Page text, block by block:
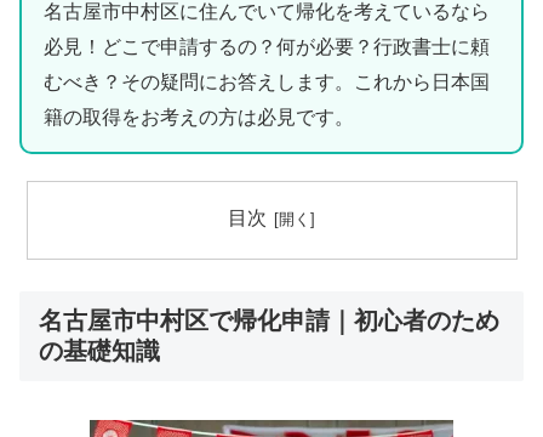
名古屋市中村区に住んでいて帰化を考えているなら
必見！どこで申請するの？何が必要？行政書士に頼
むべき？その疑問にお答えします。これから日本国
籍の取得をお考えの方は必見です。
目次
名古屋市中村区で帰化申請｜初心者のため
の基礎知識